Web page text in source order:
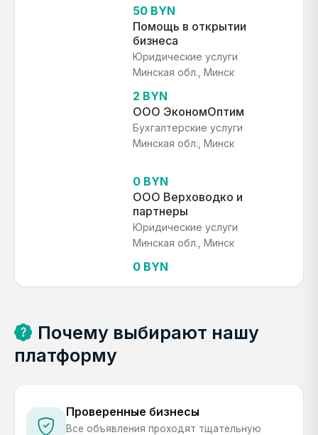
50 BYN
Помощь в открытии
бизнеса
Юридические услуги
Минская обл., Минск
2 BYN
ООО ЭкономОптим
Бухгалтерские услуги
Минская обл., Минск
0 BYN
ООО Верховодко и
партнеры
Юридические услуги
Минская обл., Минск
0 BYN
Почему выбирают нашу
платформу
Проверенные бизнесы
Все объявления проходят тщательную